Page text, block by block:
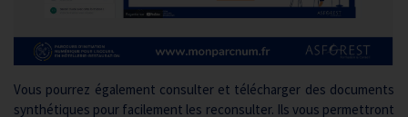
Vous pourrez également consulter et télécharger des documents
synthétiques pour facilement les reconsulter. Ils vous permettront